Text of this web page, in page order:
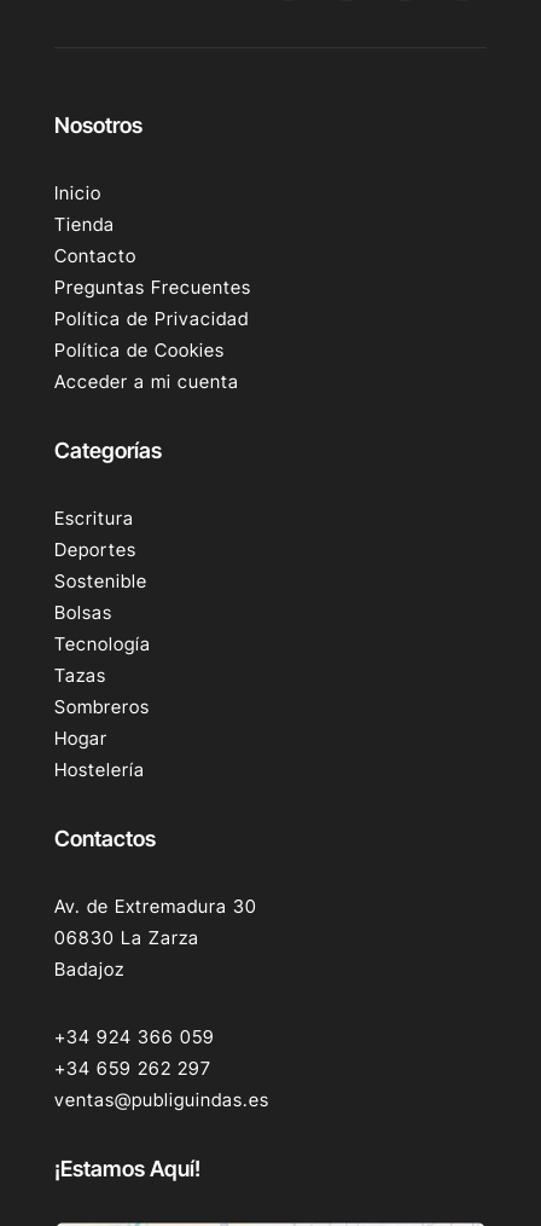
Nosotros
Inicio
Tienda
Contacto
Preguntas Frecuentes
Política de Privacidad
Política de Cookies
Acceder a mi cuenta
Categorías
Escritura
Deportes
Sostenible
Bolsas
Tecnología
Tazas
Sombreros
Hogar
Hostelería
Contactos
Av. de Extremadura 30
06830 La Zarza
Badajoz
+34 924 366 059
+34 659 262 297
ventas@publiguindas.es
¡Estamos Aquí!